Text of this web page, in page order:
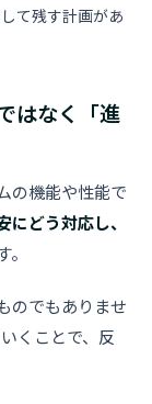
て残す計画があ
はなく「進
の機能や性能で
にどう対応し、
のでもありませ
くことで、反